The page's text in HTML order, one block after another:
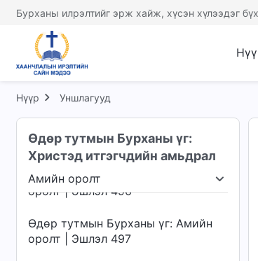
Бурханы илрэлтийг эрж хайж, хүсэн хүлээдэг
Нүүр Уншлагууд
Өдөр тутмын Бурханы үг:
Христэд итгэгчдийн амьдрал
Амийн оролт
нь Амийн оролт Хүрэх газар
Өдөр тутмын Бурханы үг: Амийн
оролт | Эшлэл 493
оролт | Эшлэл 494
оролт | Эшлэл 495
Өдөр тутмын Бурханы үг: Амийн
оролт | Эшлэл 496
Өдөр тутмын Бурханы үг: Амийн
оролт | Эшлэл 497